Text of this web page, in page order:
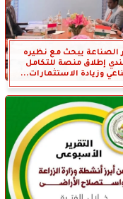
الصناعة يبحث مع نظيره
إطلاق منصة للتكامل
وزيادة الاستثمارات...